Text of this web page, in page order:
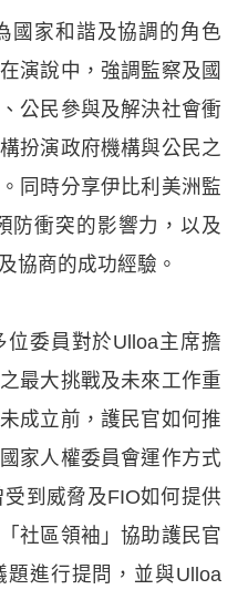
國家和諧及協調的角色
演說中，強調監察及國
公民參與及解決社會衝
扮演政府機構與公民之
同時分享伊比利美洲監
防衝突的影響力，以及
協商的成功經驗。
委員對於Ulloa主席擔
最大挑戰及未來工作重
成立前，護民官如何推
家人權委員會運作方式
到威脅及FIO如何提供
社區領袖」協助護民官
進行提問，並與Ulloa